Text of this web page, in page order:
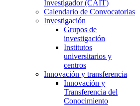
Investigador (CAIT)
Calendario de Convocatorias
Investigación
Grupos de
investigación
Institutos
universitarios y
centros
Innovación y transferencia
Innovación y
Transferencia del
Conocimiento